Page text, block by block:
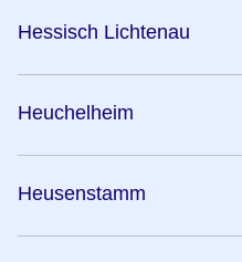
Hessisch Lichtenau
Heuchelheim
Heusenstamm